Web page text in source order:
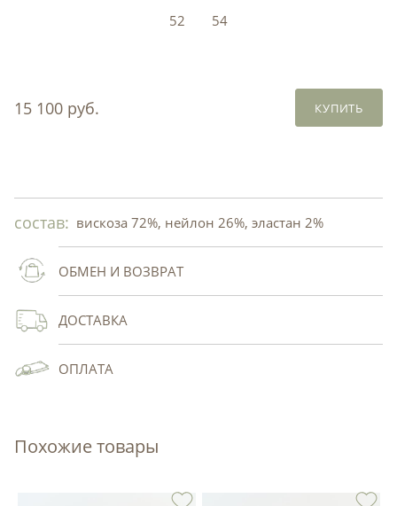
52
54
15 100 руб. КУПИТЬ
состав: вискоза 72%, нейлон 26%, эластан 2%
ОБМЕН И ВОЗВРАТ
ДОСТАВКА
ОПЛАТА
Похожие товары